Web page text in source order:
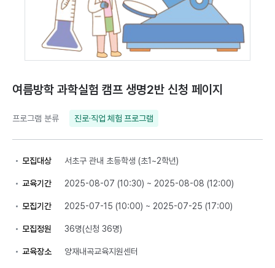
여름방학 과학실험 캠프 생명2반 신청 페이지
프로그램 분류 진로·직업 체험 프로그램
모집대상 서초구 관내 초등학생 (초1~2학년)
교육기간 2025-08-07 (10:30) ~ 2025-08-08 (12:00)
모집기간 2025-07-15 (10:00) ~ 2025-07-25 (17:00)
모집정원 36명(신청 36명)
교육장소 양재내곡교육지원센터